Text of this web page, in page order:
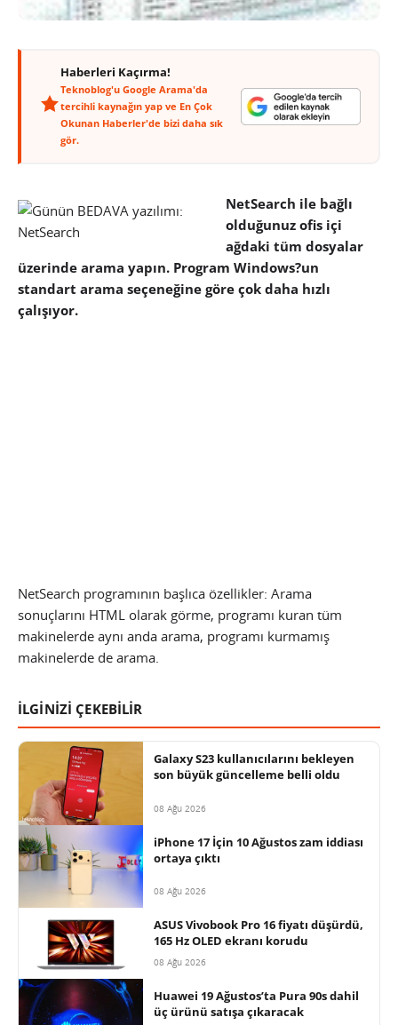
Haberleri Kaçırma!
Teknoblog'u Google Arama'da
tercihli kaynağın yap ve En Çok
Okunan Haberler'de bizi daha sık
gör.
NetSearch ile bağlı
olduğunuz ofis içi
ağdaki tüm dosyalar
üzerinde arama yapın. Program Windows?un
standart arama seçeneğine göre çok daha hızlı
çalışıyor.
NetSearch programının başlıca özellikler: Arama
sonuçlarını HTML olarak görme, programı kuran tüm
makinelerde aynı anda arama, programı kurmamış
makinelerde de arama.
İLGİNİZİ ÇEKEBİLİR
Galaxy S23 kullanıcılarını bekleyen
son büyük güncelleme belli oldu
08 Ağu 2026
iPhone 17 İçin 10 Ağustos zam iddiası
ortaya çıktı
08 Ağu 2026
ASUS Vivobook Pro 16 fiyatı düşürdü,
165 Hz OLED ekranı korudu
08 Ağu 2026
Huawei 19 Ağustos’ta Pura 90s dahil
üç ürünü satışa çıkaracak